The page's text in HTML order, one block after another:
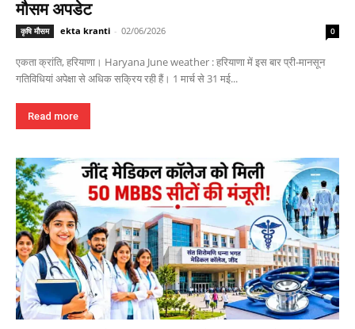
मौसम अपडेट
कृषि मौसम ekta kranti - 02/06/2026 0
एकता क्रांति, हरियाणा। Haryana June weather : हरियाणा में इस बार प्री-मानसून
गतिविधियां अपेक्षा से अधिक सक्रिय रही हैं। 1 मार्च से 31 मई...
Read more